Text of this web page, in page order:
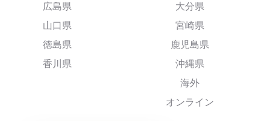
広島県
山口県
徳島県
香川県
大分県
宮崎県
鹿児島県
沖縄県
海外
オンライン